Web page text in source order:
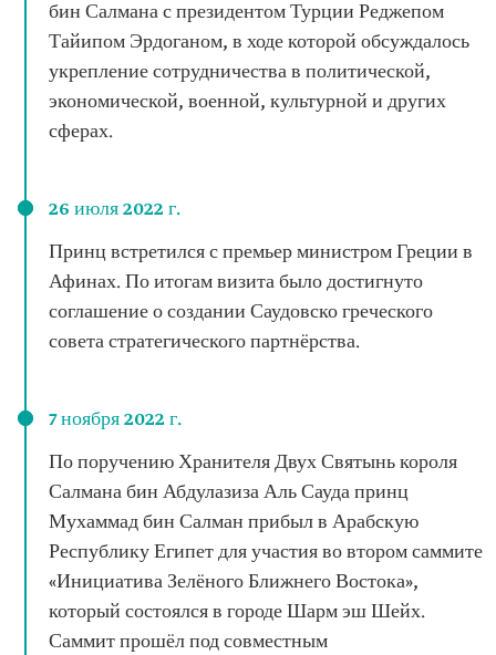
бин Салмана с президентом Турции Реджепом
Тайипом Эрдоганом, в ходе которой обсуждалось
укрепление сотрудничества в политической,
экономической, военной, культурной и других
сферах.
26 июля 2022 г.
Принц встретился с премьер министром Греции в
Афинах. По итогам визита было достигнуто
соглашение о создании Саудовско греческого
совета стратегического партнёрства.
7 ноября 2022 г.
По поручению Хранителя Двух Святынь короля
Салмана бин Абдулазиза Аль Сауда принц
Мухаммад бин Салман прибыл в Арабскую
Республику Египет для участия во втором саммите
«Инициатива Зелёного Ближнего Востока»,
который состоялся в городе Шарм эш Шейх.
Саммит прошёл под совместным